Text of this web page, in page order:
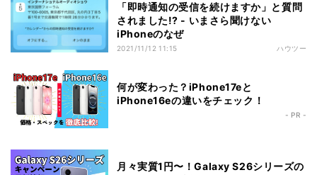
「即時通知の受信を続けますか」と質問
されました!? - いまさら聞けない
iPhoneのなぜ
2021/11/12 11:15 ハウツー
何が変わった？iPhone17eと
iPhone16eの違いをチェック！
- PR -
月々実質1円〜！Galaxy S26シリーズの